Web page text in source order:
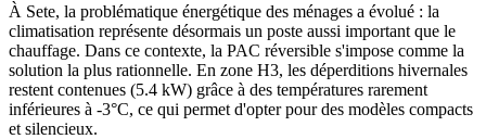
À Sete, la problématique énergétique des ménages a évolué : la
climatisation représente désormais un poste aussi important que le
chauffage. Dans ce contexte, la PAC réversible s'impose comme la
solution la plus rationnelle. En zone H3, les déperditions hivernales
restent contenues (5.4 kW) grâce à des températures rarement
inférieures à -3°C, ce qui permet d'opter pour des modèles compacts
et silencieux.